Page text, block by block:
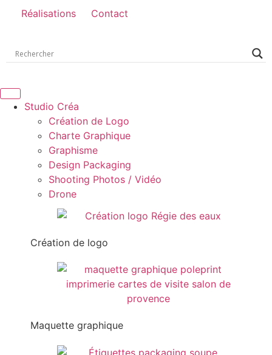
Réalisations Contact
Studio Créa
Création de Logo
Charte Graphique
Graphisme
Design Packaging
Shooting Photos / Vidéo
Drone
Création de logo
Maquette graphique